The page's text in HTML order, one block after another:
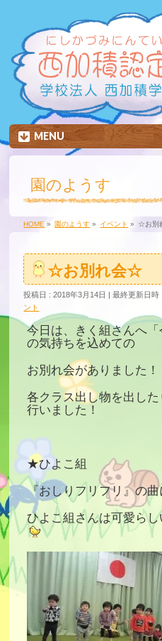
MENU
園のようす
HOME » 園のようす » イベント » ☆お別
☆お別れ会☆
投稿日 : 2018年3月14日 最終更新日時
ント
今日は、きく組さんへ
の気持ちを込めての
お別れ会がありました！
各クラス出し物を出し
行いました！
★ひよこ組
『おしりフリフリ』の曲
ひよこ組さんは可愛ら